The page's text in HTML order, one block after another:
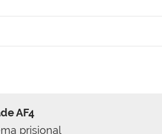
AF4
prisional